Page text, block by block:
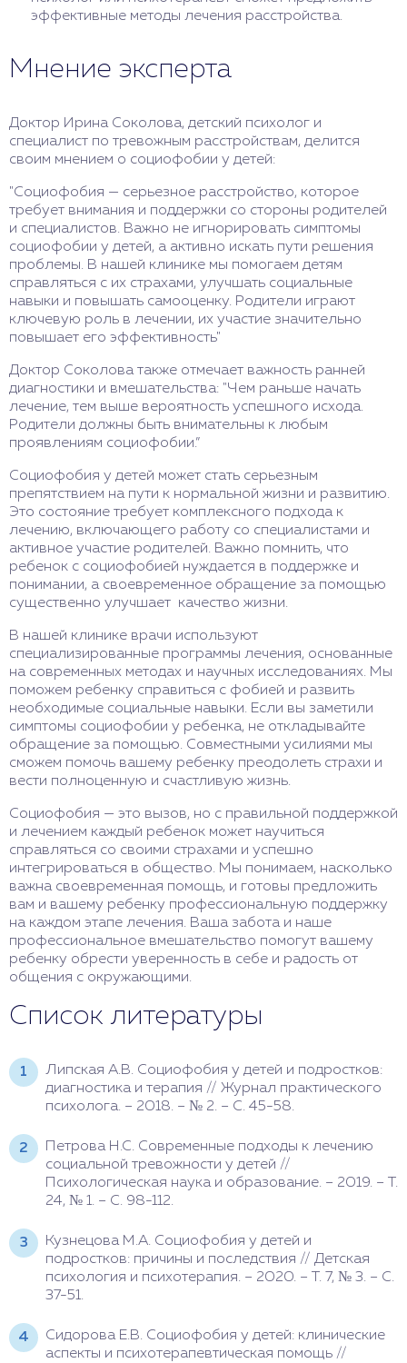
эффективные методы лечения расстройства.
Мнение эксперта
Доктор Ирина Соколова, детский психолог и
специалист по тревожным расстройствам, делится
своим мнением о социофобии у детей:
"Социофобия — серьезное расстройство, которое
требует внимания и поддержки со стороны родителей
и специалистов. Важно не игнорировать симптомы
социофобии у детей, а активно искать пути решения
проблемы. В нашей клинике мы помогаем детям
справляться с их страхами, улучшать социальные
навыки и повышать самооценку. Родители играют
ключевую роль в лечении, их участие значительно
повышает его эффективность"
Доктор Соколова также отмечает важность ранней
диагностики и вмешательства: "Чем раньше начать
лечение, тем выше вероятность успешного исхода.
Родители должны быть внимательны к любым
проявлениям социофобии.”
Социофобия у детей может стать серьезным
препятствием на пути к нормальной жизни и развитию.
Это состояние требует комплексного подхода к
лечению, включающего работу со специалистами и
активное участие родителей. Важно помнить, что
ребенок с социофобией нуждается в поддержке и
понимании, а своевременное обращение за помощью
существенно улучшает качество жизни.
В нашей клинике врачи используют
специализированные программы лечения, основанные
на современных методах и научных исследованиях. Мы
поможем ребенку справиться с фобией и развить
необходимые социальные навыки. Если вы заметили
симптомы социофобии у ребенка, не откладывайте
обращение за помощью. Совместными усилиями мы
сможем помочь вашему ребенку преодолеть страхи и
вести полноценную и счастливую жизнь.
Социофобия — это вызов, но с правильной поддержкой
и лечением каждый ребенок может научиться
справляться со своими страхами и успешно
интегрироваться в общество. Мы понимаем, насколько
важна своевременная помощь, и готовы предложить
вам и вашему ребенку профессиональную поддержку
на каждом этапе лечения. Ваша забота и наше
профессиональное вмешательство помогут вашему
ребенку обрести уверенность в себе и радость от
общения с окружающими.
Список литературы
Липская А.В. Социофобия у детей и подростков:
диагностика и терапия // Журнал практического
психолога. – 2018. – № 2. – С. 45-58.
Петрова Н.С. Современные подходы к лечению
социальной тревожности у детей //
Психологическая наука и образование. – 2019. – Т.
24, № 1. – С. 98-112.
Кузнецова М.А. Социофобия у детей и
подростков: причины и последствия // Детская
психология и психотерапия. – 2020. – Т. 7, № 3. – С.
37-51.
Сидорова Е.В. Социофобия у детей: клинические
аспекты и психотерапевтическая помощь //